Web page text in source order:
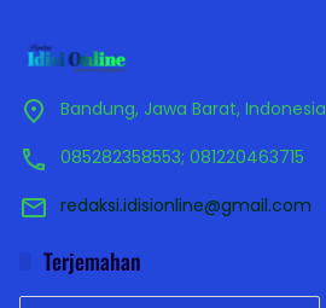
Bandung, Jawa Barat, Indonesia
085282358553; 081220463715
redaksi.idisionline@gmail.com
Terjemahan